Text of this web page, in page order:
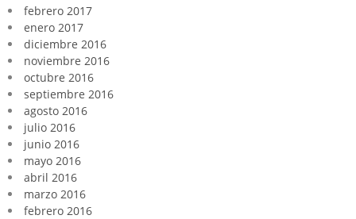
febrero 2017
enero 2017
diciembre 2016
noviembre 2016
octubre 2016
septiembre 2016
agosto 2016
julio 2016
junio 2016
mayo 2016
abril 2016
marzo 2016
febrero 2016